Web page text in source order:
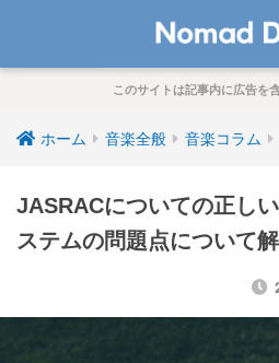
このサイトは記事内に広告を
ホーム 音楽全般 音楽コラム
JASRACについての正し
ステムの問題点について